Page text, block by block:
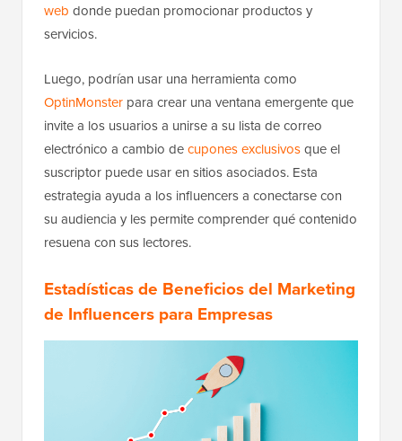
web donde puedan promocionar productos y
servicios.
Luego, podrían usar una herramienta como
OptinMonster para crear una ventana emergente que
invite a los usuarios a unirse a su lista de correo
electrónico a cambio decupones exclusivosque el
suscriptor puede usar en sitios asociados. Esta
estrategia ayuda a los influencers a conectarse con
su audiencia y les permite comprender qué contenido
resuena con sus lectores.
Estadísticas de Beneficios del Marketing
de Influencers para Empresas